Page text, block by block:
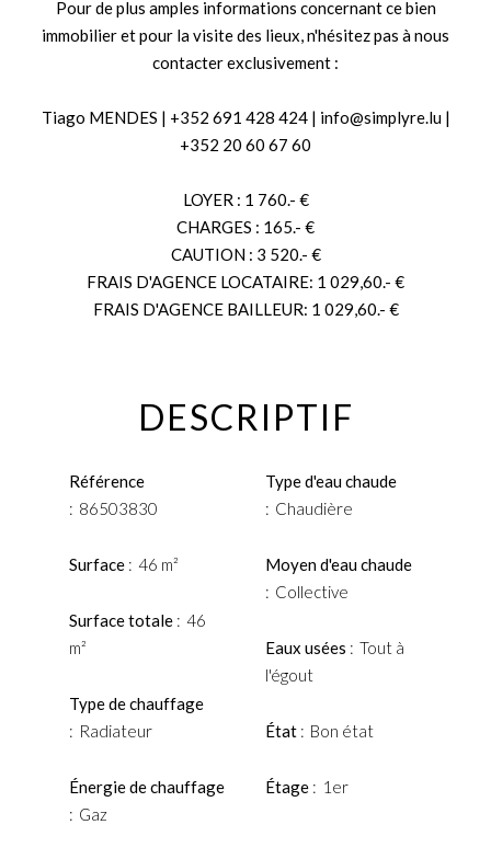
Pour de plus amples informations concernant ce bien
immobilier et pour la visite des lieux, n'hésitez pas à nous
contacter exclusivement :
Tiago MENDES | +352 691 428 424 | info@simplyre.lu |
+352 20 60 67 60
LOYER : 1 760.- €
CHARGES : 165.- €
CAUTION : 3 520.- €
FRAIS D'AGENCE LOCATAIRE: 1 029,60.- €
FRAIS D'AGENCE BAILLEUR: 1 029,60.- €
DESCRIPTIF
Référence
86503830
Surface 46 m²
Surface totale
46
m²
Type de chauffage
Radiateur
Énergie de chauffage
Gaz
Type d'eau chaude
Chaudière
Moyen d'eau chaude
Collective
Eaux usées
Tout à
l'égout
État Bon état
Étage 1er